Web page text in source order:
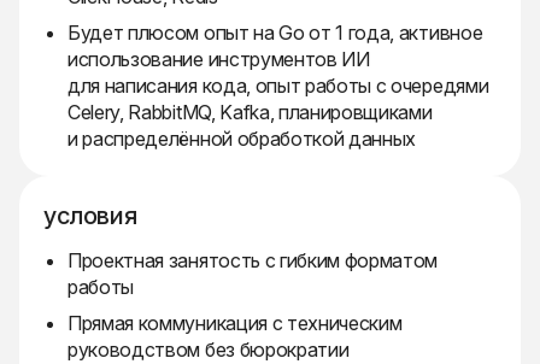
Будет плюсом опыт на Go от 1 года, активное
использование инструментов ИИ
для написания кода, опыт работы с очередями
Celery, RabbitMQ, Kafka, планировщиками
и распределённой обработкой данных
условия
Проектная занятость с гибким форматом
работы
Прямая коммуникация с техническим
руководством без бюрократии